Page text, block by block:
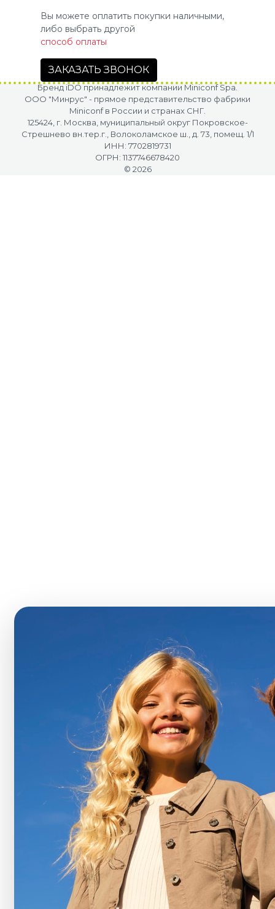
Вы можете оплатить покупки наличными,
либо выбрать другой
способ оплаты
ЗАКАЗАТЬ ЗВОНОК
Бренд iDO принадлежит компании Miniconf Spa.
OOO "Минрус" - прямое представительство фабрики
Miniconf в России и странах СНГ.
125424, г. Москва, муниципальный округ Покровское-
Стрешнево вн.тер.г., Волоколамское ш., д. 73, помещ. 1/1
ИНН: 7702819731
ОГРН: 1137746678420
© 2026